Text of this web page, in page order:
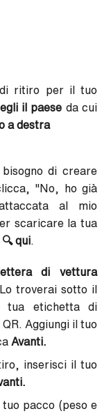
di ritiro per il tuo
il paese da cui
a destra
di creare
"No, ho già
al mio
scaricare la tua
🔍 qui
di vettura
troverai sotto il
tua etichetta di
Aggiungi il tuo
Avanti.
inserisci il tuo
pacco (peso e